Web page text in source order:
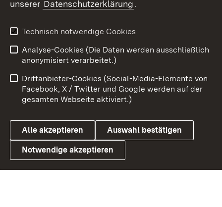
X / Twitter
Youtube
Link zum Landesportal
Benutzungshinweise
Barrierefreiheit
Datenschutz
Cookies
unserer Datenschutzerklärung.
Technisch notwendige Cookies
Analyse-Cookies (Die Daten werden ausschließlich
anonymisiert verarbeitet.)
Drittanbieter-Cookies (Social-Media-Elemente von
Facebook, X / Twitter und Google werden auf der
gesamten Webseite aktiviert.)
Alle akzeptieren Auswahl bestätigen
Notwendige akzeptieren